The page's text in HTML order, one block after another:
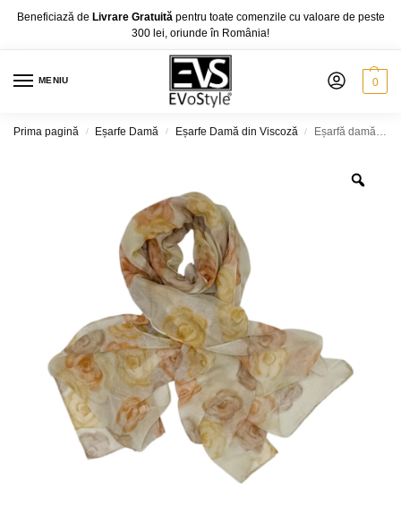
Beneficiază de Livrare Gratuită pentru toate comenzile cu valoare de peste
300 lei, oriunde în România!
MENIU 0
Prima pagină / Eșarfe Damă / Eșarfe Damă din Viscoză / Eșarfă damă din viscoză „Golden Bloom” LX2552-4 – 180×48 cm | Floral în tonuri calde, Cutie Cadou inclusă